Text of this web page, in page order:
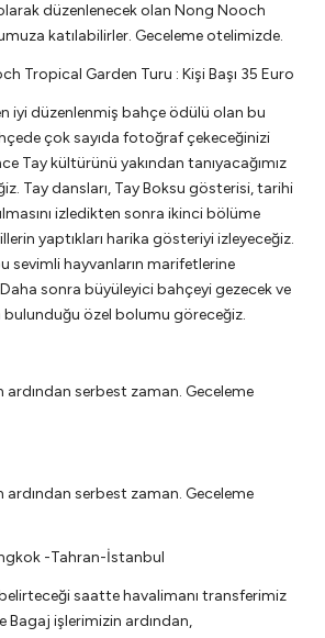
düzenlenecek olan Nong Nooch
katılabilirler. Geceleme otelimizde.
Tropical Garden Turu : Kişi Başı 35 Euro
iyi düzenlenmiş bahçe ödülü olan bu
çok sayıda fotoğraf çekeceğinizi
Tay kültürünü yakından tanıyacağımız
Tay dansları, Tay Boksu gösterisi, tarihi
izledikten sonra ikinci bölüme
yaptıkları harika gösteriyi izleyeceğiz.
sevimli hayvanların marifetlerine
sonra büyüleyici bahçeyi gezecek ve
özel bolumu göreceğiz.
ardından serbest zaman. Geceleme
ardından serbest zaman. Geceleme
-Tahran-İstanbul
saatte havalimanı transferimiz
Bagaj işlerimizin ardından,